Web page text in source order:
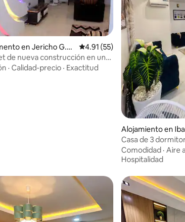
5.0 de 5, 5 reseñas
en Jericho G.R.
Calificación promedio: 4.91 de
4.91 (55)
de nueva construcción en una
· Calidad-precio · Exactitud
Alojamiento en
Casa de 3
Flixx Apartments
Comodidad · Aire
Hospitalidad